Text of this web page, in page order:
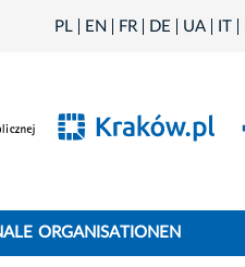
PL EN FR DE UA IT
ORGANISATIONEN